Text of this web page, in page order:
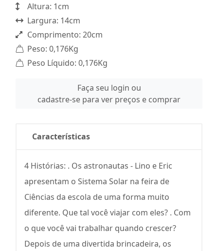
Altura: 1cm
Largura: 14cm
Comprimento: 20cm
Peso: 0,176Kg
Peso Líquido: 0,176Kg
Faça seu login ou
cadastre-se para ver preços e comprar
Características
4 Histórias: . Os astronautas - Lino e Eric
apresentam o Sistema Solar na feira de
Ciências da escola de uma forma muito
diferente. Que tal você viajar com eles? . Com
o que você vai trabalhar quando crescer?
Depois de uma divertida brincadeira, os